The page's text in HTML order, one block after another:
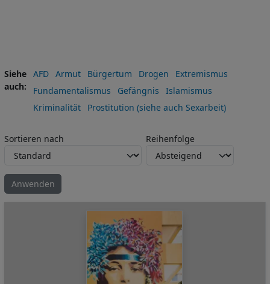
Siehe
auch
AFD Armut Bürgertum Drogen
Extremismus
Fundamentalismus
Gefängnis
Islamismus
Kriminalität
Prostitution (siehe auch Sexarbeit)
Sortieren nach Reihenfolge